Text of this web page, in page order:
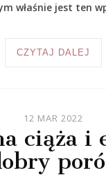
właśnie jest ten
CZYTAJ DALEJ
12 MAR 2022
ciąża i